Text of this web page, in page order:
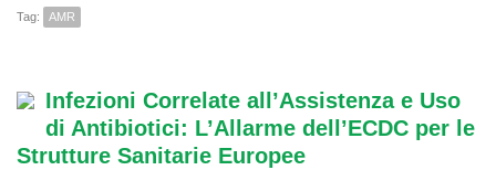
Tag: AMR
Infezioni Correlate all’Assistenza e Uso
di Antibiotici: L’Allarme dell’ECDC per le
Strutture Sanitarie Europee